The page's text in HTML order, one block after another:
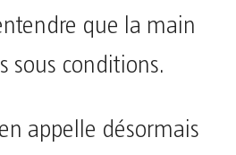
que la main
sous conditions.
appelle désormais